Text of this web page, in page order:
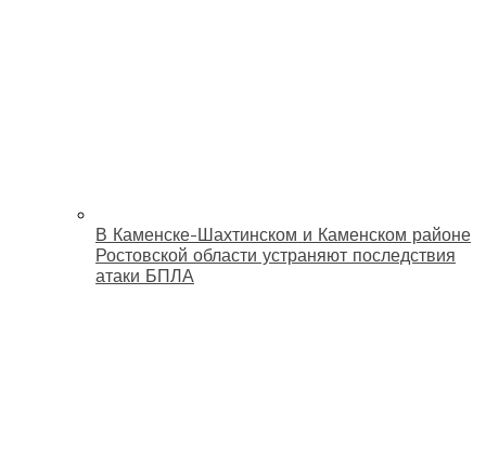
В Каменске-Шахтинском и Каменском районе
Ростовской области устраняют последствия
атаки БПЛА